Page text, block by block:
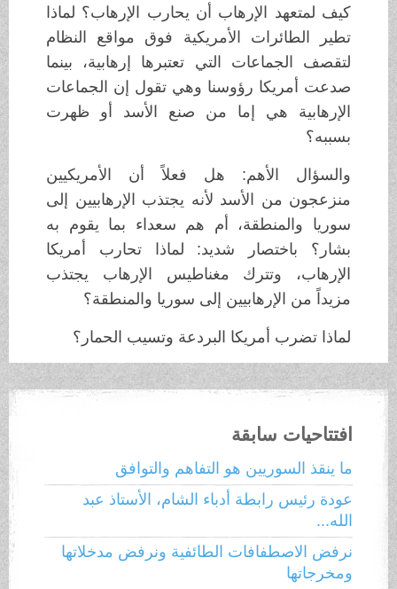
كيف لمتعهد الإرهاب أن يحارب الإرهاب؟ لماذا
تطير الطائرات الأمريكية فوق مواقع النظام
لتقصف الجماعات التي تعتبرها إرهابية، بينما
صدعت أمريكا رؤوسنا وهي تقول إن الجماعات
الإرهابية هي إما من صنع الأسد أو ظهرت
بسببه؟
والسؤال الأهم: هل فعلاً أن الأمريكيين
منزعجون من الأسد لأنه يجتذب الإرهابيين إلى
سوريا والمنطقة، أم هم سعداء بما يقوم به
بشار؟ باختصار شديد: لماذا تحارب أمريكا
الإرهاب، وتترك مغناطيس الإرهاب يجتذب
مزيداً من الإرهابيين إلى سوريا والمنطقة؟
لماذا تضرب أمريكا البردعة وتسيب الحمار؟
افتتاحيات سابقة
ما ينقذ السوريين هو التفاهم والتوافق
عودة رئيس رابطة أدباء الشام، الأستاذ عبد
الله...
نرفض الاصطفافات الطائفية ونرفض مدخلاتها
ومخرجاتها